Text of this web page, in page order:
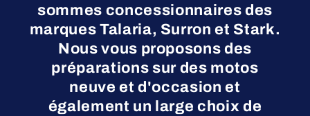
sommes concessionnaires des
marques Talaria, Surron et Stark.
Nous vous proposons des
préparations sur des motos
neuve et d'occasion et
également un large choix de